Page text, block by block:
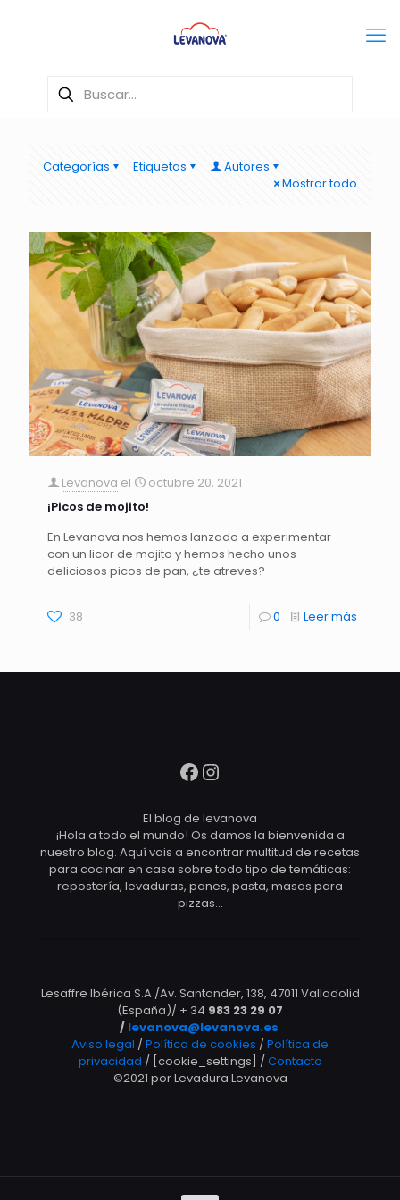
Categorías Etiquetas
Autores
Mostrar todo
Levanova el
octubre 20, 2021
¡Picos de mojito!
En Levanova nos hemos lanzado a experimentar
con un licor de mojito y hemos hecho unos
deliciosos picos de pan, ¿te atreves?
38 0 Leer más
Facebook
Instagram
El blog de levanova
¡Hola a todo el mundo! Os damos la bienvenida a
nuestro blog. Aquí vais a encontrar multitud de recetas
para cocinar en casa sobre todo tipo de temáticas:
repostería, levaduras, panes, pasta, masas para
pizzas…
Lesaffre Ibérica S.A /Av. Santander, 138, 47011 Valladolid
(España)/ + 34 983 23 29 07
/ levanova@levanova.es
Aviso legal /Política de cookies /Política de
privacidad / [cookie_settings] /Contacto
©2021 por Levadura Levanova